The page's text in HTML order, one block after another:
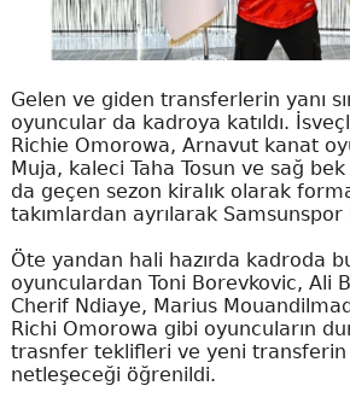
Gelen ve giden transferlerin yanı
oyuncular da kadroya katıldı.
Richie Omorowa, Arnavut kanat
Muja, kaleci Taha Tosun ve sağ
da geçen sezon kiralık olarak
takımlardan ayrılarak Samsunspor
Öte yandan hali hazırda kadroda
oyunculardan Toni Borevkovic, Ali
Cherif Ndiaye, Marius
Richi Omorowa gibi oyuncuların
trasnfer teklifleri ve yeni
netleşeceği öğrenildi.